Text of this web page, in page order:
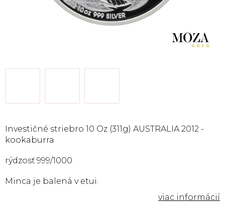
Investičné striebro 10 Oz (311g) AUSTRALIA 2012 -
kookaburra
rýdzosť 999/1000
Minca je balená v etui.